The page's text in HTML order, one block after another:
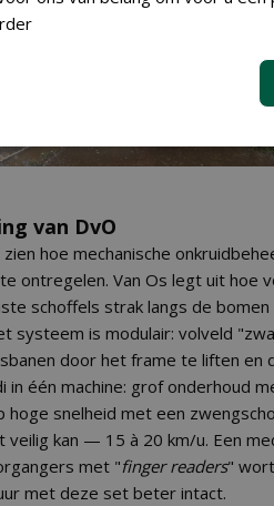
van DvO
zien hoe mechanische
ontregelen. Van Os legt uit hoe
schoffels strak langs de
systeem is modulair: volveld
door het frame te liften en
één machine: grof onderhoud
hoge snelheid met een
kan — 15 à 20 km/u. Een
met "finger readers"
met deze set beter intact.